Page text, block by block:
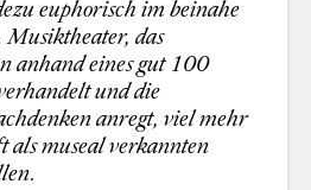
euphorisch im beinahe
das
anhand eines gut 100
und die
anregt, viel mehr
als museal verkannten